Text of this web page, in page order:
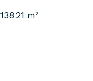
138.21 m²